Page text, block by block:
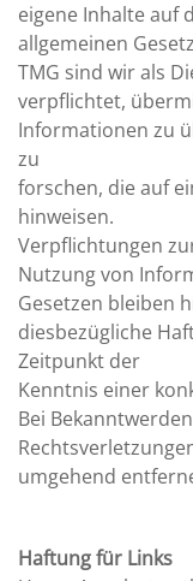
eigene Inhalte auf
allgemeinen
TMG sind wir als
verpflichtet,
Informationen zu
zu
forschen, die auf
hinweisen.
Verpflichtungen
Nutzung von
Gesetzen bleiben
diesbezügliche
Zeitpunkt der
Kenntnis einer
Bei
umgehend
Haftung für Links